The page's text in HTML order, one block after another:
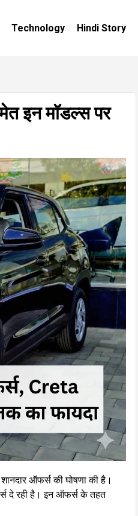
Technology Hindi Story
इन मॉडल्स पर
ऑफर्स की घोषणा की है।
दे रही है। इन ऑफर्स के तहत